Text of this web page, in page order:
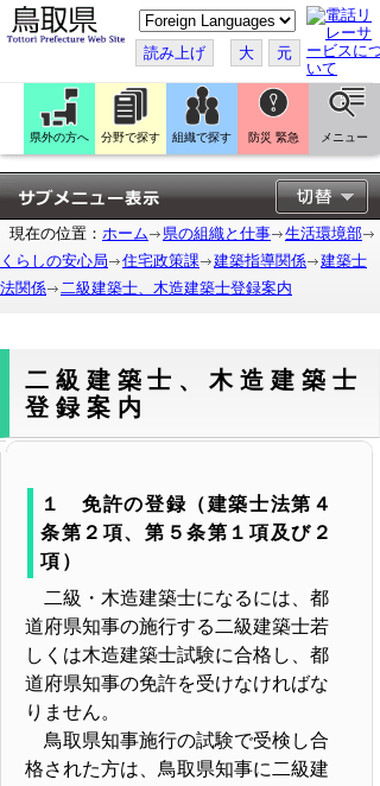
こ
の
ペ
ー
ジ
翻
訳
す
る
読み上げ 大 元
県外の方へ 分野で探す 組織で探す 防災 緊急 メニュー
現在の位置： ホーム 県の組織と仕事
生活環境部
くらしの安心局
住宅政策課 建築指導関係
建築士
法関係
二級建築士、木造建築士登録案内
二級建築士、木造建築士
登録案内
１ 免許の登録（建築士法第４
条第２項、第５条第１項及び２
項）
二級・木造建築士になるには、都
道府県知事の施行する二級建築士若
しくは木造建築士試験に合格し、都
道府県知事の免許を受けなければな
りません。
鳥取県知事施行の試験で受検し合
格された方は、鳥取県知事に二級建